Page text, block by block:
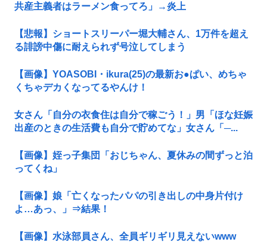
共産主義者はラーメン食ってろ」→炎上
【悲報】ショートスリーパー堀大輔さん、1万件を超え
る誹謗中傷に耐えられず号泣してしまう
【画像】YOASOBI・ikura(25)の最新お●ぱい、めちゃ
くちゃデカくなってるやんけ！
女さん「自分の衣食住は自分で稼ごう！」男「ほな妊娠
出産のときの生活費も自分で貯めてな」女さん「─...
【画像】姪っ子集団「おじちゃん、夏休みの間ずっと泊
ってくね」
【画像】娘「亡くなったパパの引き出しの中身片付け
よ…あっ、」⇒結果！
【画像】水泳部員さん、全員ギリギリ見えないwww